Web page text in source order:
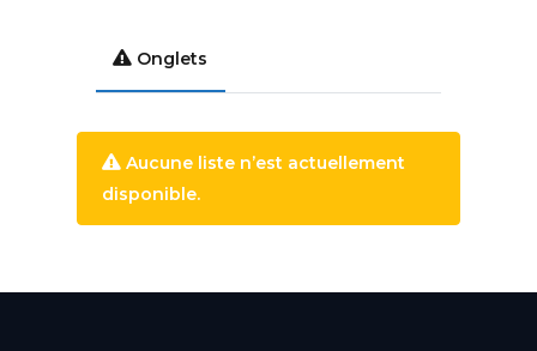
Onglets
Aucune liste n’est actuellement
disponible.